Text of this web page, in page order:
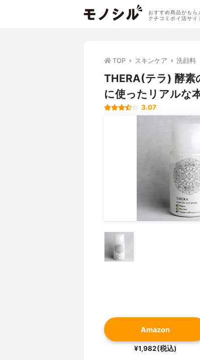
おすすめ商品がもら
クチコミポイ活サイ
TOP スキンケア 洗顔料
THERA(テラ) 酵素
に使ったリアルな
3.07
Amazon
¥1,982(税込)